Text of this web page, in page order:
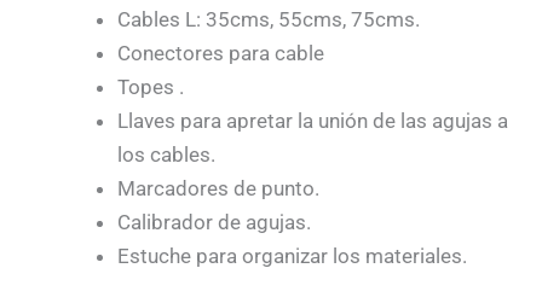
Cables L: 35cms, 55cms, 75cms.
Conectores para cable
Topes .
Llaves para apretar la unión de las agujas a
los cables.
Marcadores de punto.
Calibrador de agujas.
Estuche para organizar los materiales.